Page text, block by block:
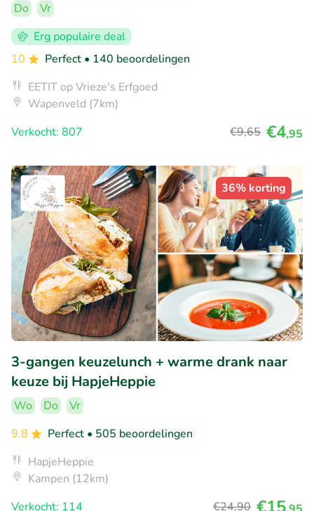
Do
Vr
Erg populaire deal
10
Perfect • 140 beoordelingen
EETIT op Vrieze's Erfgoed
Wapenveld (7km)
Verkocht: 807
€9,65 €4,95
36% korting
3-gangen keuzelunch + warme drank naar
keuze bij HapjeHeppie
Wo Do
Vr
9.8
Perfect • 505 beoordelingen
HapjeHeppie
Kampen (12km)
Verkocht: 114
€24,90